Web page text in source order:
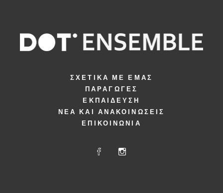
ΣΧΕΤΙΚΆ ΜΕ ΕΜΆΣ
ΠΑΡΑΓΩΓΈΣ
ΕΚΠΑΊΔΕΥΣΗ
ΝΈΑ ΚΑΙ ΑΝΑΚΟΙΝΏΣΕΙΣ
ΕΠΙΚΟΙΝΩΝΊΑ